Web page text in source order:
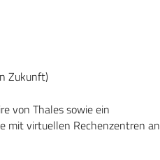
Zukunft)
von Thales sowie ein
mit virtuellen Rechenzentren an